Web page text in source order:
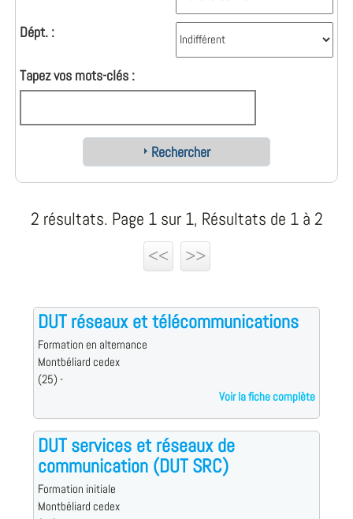
Dépt. :
Tapez vos mots-clés :
Rechercher
2 résultats. Page 1 sur 1, Résultats de 1 à 2
<<
>>
DUT réseaux et télécommunications
Formation en alternance
Montbéliard cedex
(25) -
Voir la fiche complète
DUT services et réseaux de
communication (DUT SRC)
Formation initiale
Montbéliard cedex